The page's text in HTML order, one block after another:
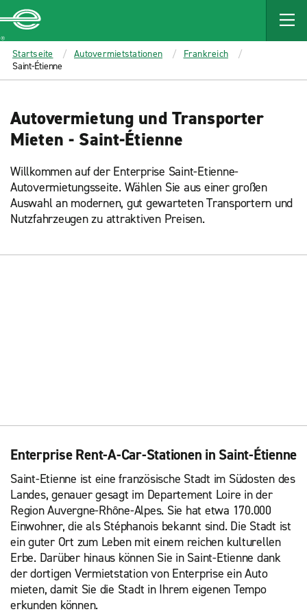
MAIN
CONTENT
Enterprise
Startseite Autovermietstationen
Frankreich
Saint-Étienne
Autovermietung und Transporter
Mieten - Saint-Étienne
Willkommen auf der Enterprise Saint-Etienne-
Autovermietungsseite. Wählen Sie aus einer großen
Auswahl an modernen, gut gewarteten Transportern und
Nutzfahrzeugen zu attraktiven Preisen.
Enterprise Rent-A-Car-Stationen in Saint-Étienne
Saint-Etienne ist eine französische Stadt im Südosten des
Landes, genauer gesagt im Departement Loire in der
Region Auvergne-Rhône-Alpes. Sie hat etwa 170.000
Einwohner, die als Stéphanois bekannt sind. Die Stadt ist
ein guter Ort zum Leben mit einem reichen kulturellen
Erbe. Darüber hinaus können Sie in Saint-Etienne dank
der dortigen Vermietstation von Enterprise ein Auto
mieten, damit Sie die Stadt in Ihrem eigenen Tempo
erkunden können.